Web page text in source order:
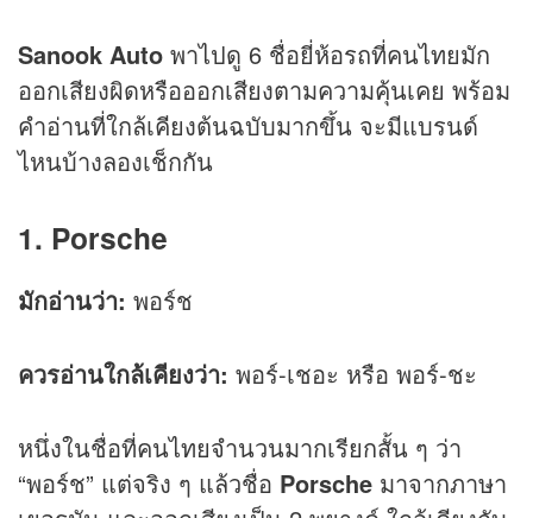
Sanook Auto พาไปดู 6 ชื่อยี่ห้อรถที่คนไทยมัก
ออกเสียงผิดหรือออกเสียงตามความคุ้นเคย พร้อม
คำอ่านที่ใกล้เคียงต้นฉบับมากขึ้น จะมีแบรนด์
ไหนบ้างลองเช็กกัน
1. Porsche
มักอ่านว่า: พอร์ช
ควรอ่านใกล้เคียงว่า: พอร์-เชอะ หรือ พอร์-ชะ
หนึ่งในชื่อที่คนไทยจำนวนมากเรียกสั้น ๆ ว่า
“พอร์ช” แต่จริง ๆ แล้วชื่อ Porsche มาจากภาษา